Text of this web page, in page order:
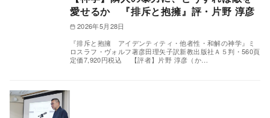
愛せるか 『排斥と抱擁』評・片野 淳彦
2026年5月28日
『排斥と抱擁 アイデンティティ・他者性・和解の神学』ミ
ロスラフ・ヴォルフ著彦田理矢子訳新教出版社Ａ５判・560頁
定価7,920円税込 【評者】片野 淳彦（か…